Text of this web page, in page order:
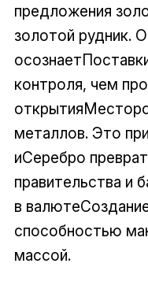
предложения
золотой рудник.
контроля, чем
металлов. Это
иСеребро
правительства и
в
способностью
массой.